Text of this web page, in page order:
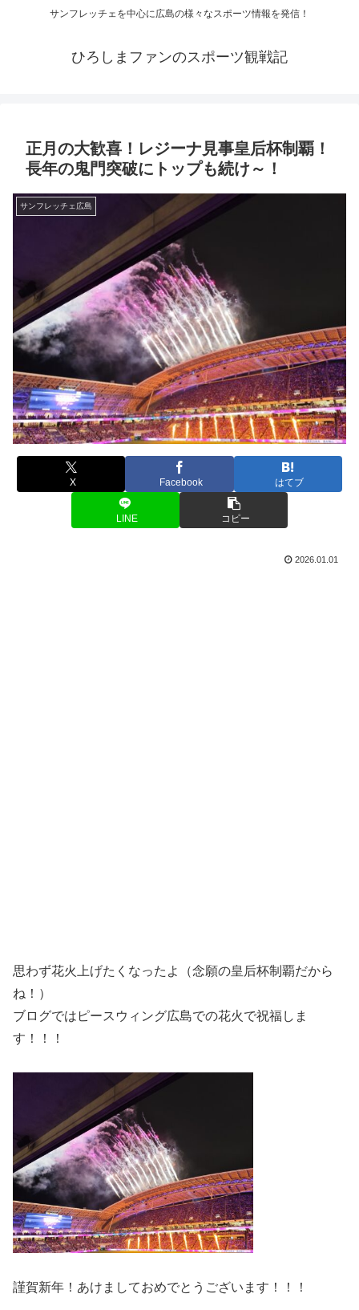
サンフレッチェを中心に広島の様々なスポーツ情報を発信！
ひろしまファンのスポーツ観戦記
正月の大歓喜！レジーナ見事皇后杯制覇！
長年の鬼門突破にトップも続け～！
サンフレッチェ広島
X Facebook はてブ
LINE コピー
2026.01.01
思わず花火上げたくなったよ（念願の皇后杯制覇だから
ね！）
ブログではピースウィング広島での花火で祝福しま
す！！！
謹賀新年！あけましておめでとうございます！！！